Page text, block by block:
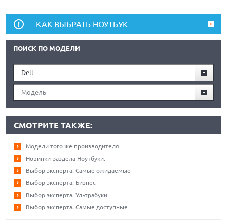
КАК ВЫБРАТЬ НОУТБУК
ПОИСК ПО МОДЕЛИ
Dell
Модель
СМОТРИТЕ ТАКЖЕ:
Модели того же производителя
Новинки раздела Ноутбуки.
Выбор эксперта. Самые ожидаемые
Выбор эксперта. Бизнес
Выбор эксперта. Ультрабуки
Выбор эксперта. Самые доступные